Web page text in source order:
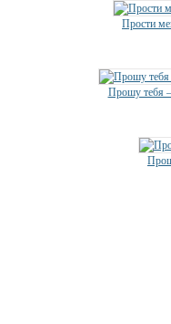
Прости
Прошу тебя